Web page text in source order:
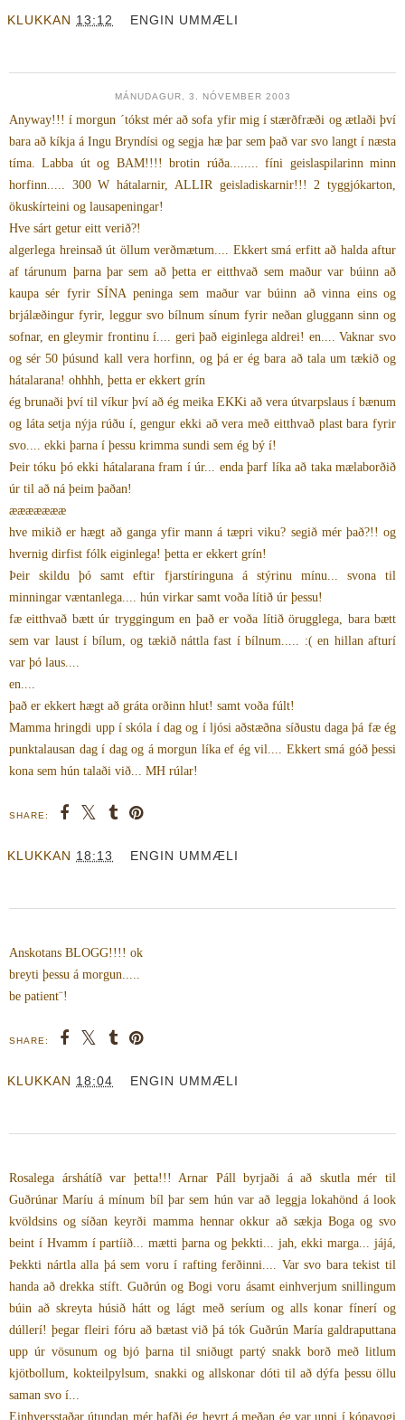
KLUKKAN 13:12 ENGIN UMMÆLI
MÁNUDAGUR, 3. NÓVEMBER 2003
Anyway!!! í morgun ´tókst mér að sofa yfir mig í stærðfræði og ætlaði því
bara að kíkja á Ingu Bryndísi og segja hæ þar sem það var svo langt í næsta
tíma. Labba út og BAM!!!! brotin rúða........ fíni geislaspilarinn minn
horfinn..... 300 W hátalarnir, ALLIR geisladiskarnir!!! 2 tyggjókarton,
ökuskírteini og lausapeningar!
Hve sárt getur eitt verið?!
algerlega hreinsað út öllum verðmætum.... Ekkert smá erfitt að halda aftur
af tárunum þarna þar sem að þetta er eitthvað sem maður var búinn að
kaupa sér fyrir SÍNA peninga sem maður var búinn að vinna eins og
brjálæðingur fyrir, leggur svo bílnum sínum fyrir neðan gluggann sinn og
sofnar, en gleymir frontinu í.... geri það eiginlega aldrei! en.... Vaknar svo
og sér 50 þúsund kall vera horfinn, og þá er ég bara að tala um tækið og
hátalarana! ohhhh, þetta er ekkert grín
ég brunaði því til víkur því að ég meika EKKi að vera útvarpslaus í bænum
og láta setja nýja rúðu í, gengur ekki að vera með eitthvað plast bara fyrir
svo.... ekki þarna í þessu krimma sundi sem ég bý í!
Þeir tóku þó ekki hátalarana fram í úr... enda þarf líka að taka mælaborðið
úr til að ná þeim þaðan!
æææææææ
hve mikið er hægt að ganga yfir mann á tæpri viku? segið mér það?!! og
hvernig dirfist fólk eiginlega! þetta er ekkert grín!
Þeir skildu þó samt eftir fjarstíringuna á stýrinu mínu... svona til
minningar væntanlega.... hún virkar samt voða lítið úr þessu!
fæ eitthvað bætt úr tryggingum en það er voða lítið örugglega, bara bætt
sem var laust í bílum, og tækið náttla fast í bílnum..... :( en hillan afturí
var þó laus....
en....
það er ekkert hægt að gráta orðinn hlut! samt voða fúlt!
Mamma hringdi upp í skóla í dag og í ljósi aðstæðna síðustu daga þá fæ ég
punktalausan dag í dag og á morgun líka ef ég vil.... Ekkert smá góð þessi
kona sem hún talaði við... MH rúlar!
SHARE:
KLUKKAN 18:13 ENGIN UMMÆLI
Anskotans BLOGG!!!! ok
breyti þessu á morgun.....
be patient¨!
SHARE:
KLUKKAN 18:04 ENGIN UMMÆLI
Rosalega árshátíð var þetta!!! Arnar Páll byrjaði á að skutla mér til
Guðrúnar Maríu á mínum bíl þar sem hún var að leggja lokahönd á look
kvöldsins og síðan keyrði mamma hennar okkur að sækja Boga og svo
beint í Hvamm í partíið... mætti þarna og þekkti... jah, ekki marga... jájá,
Þekkti nártla alla þá sem voru í rafting ferðinni.... Var svo bara tekist til
handa að drekka stíft. Guðrún og Bogi voru ásamt einhverjum snillingum
búin að skreyta húsið hátt og lágt með seríum og alls konar fínerí og
dúllerí! þegar fleiri fóru að bætast við þá tók Guðrún María galdraputtana
upp úr vösunum og bjó þarna til sniðugt partý snakk borð með litlum
kjötbollum, kokteilpylsum, snakki og allskonar dóti til að dýfa þessu öllu
saman svo í...
Einhversstaðar útundan mér hafði ég heyrt á meðan ég var uppi í kópavogi